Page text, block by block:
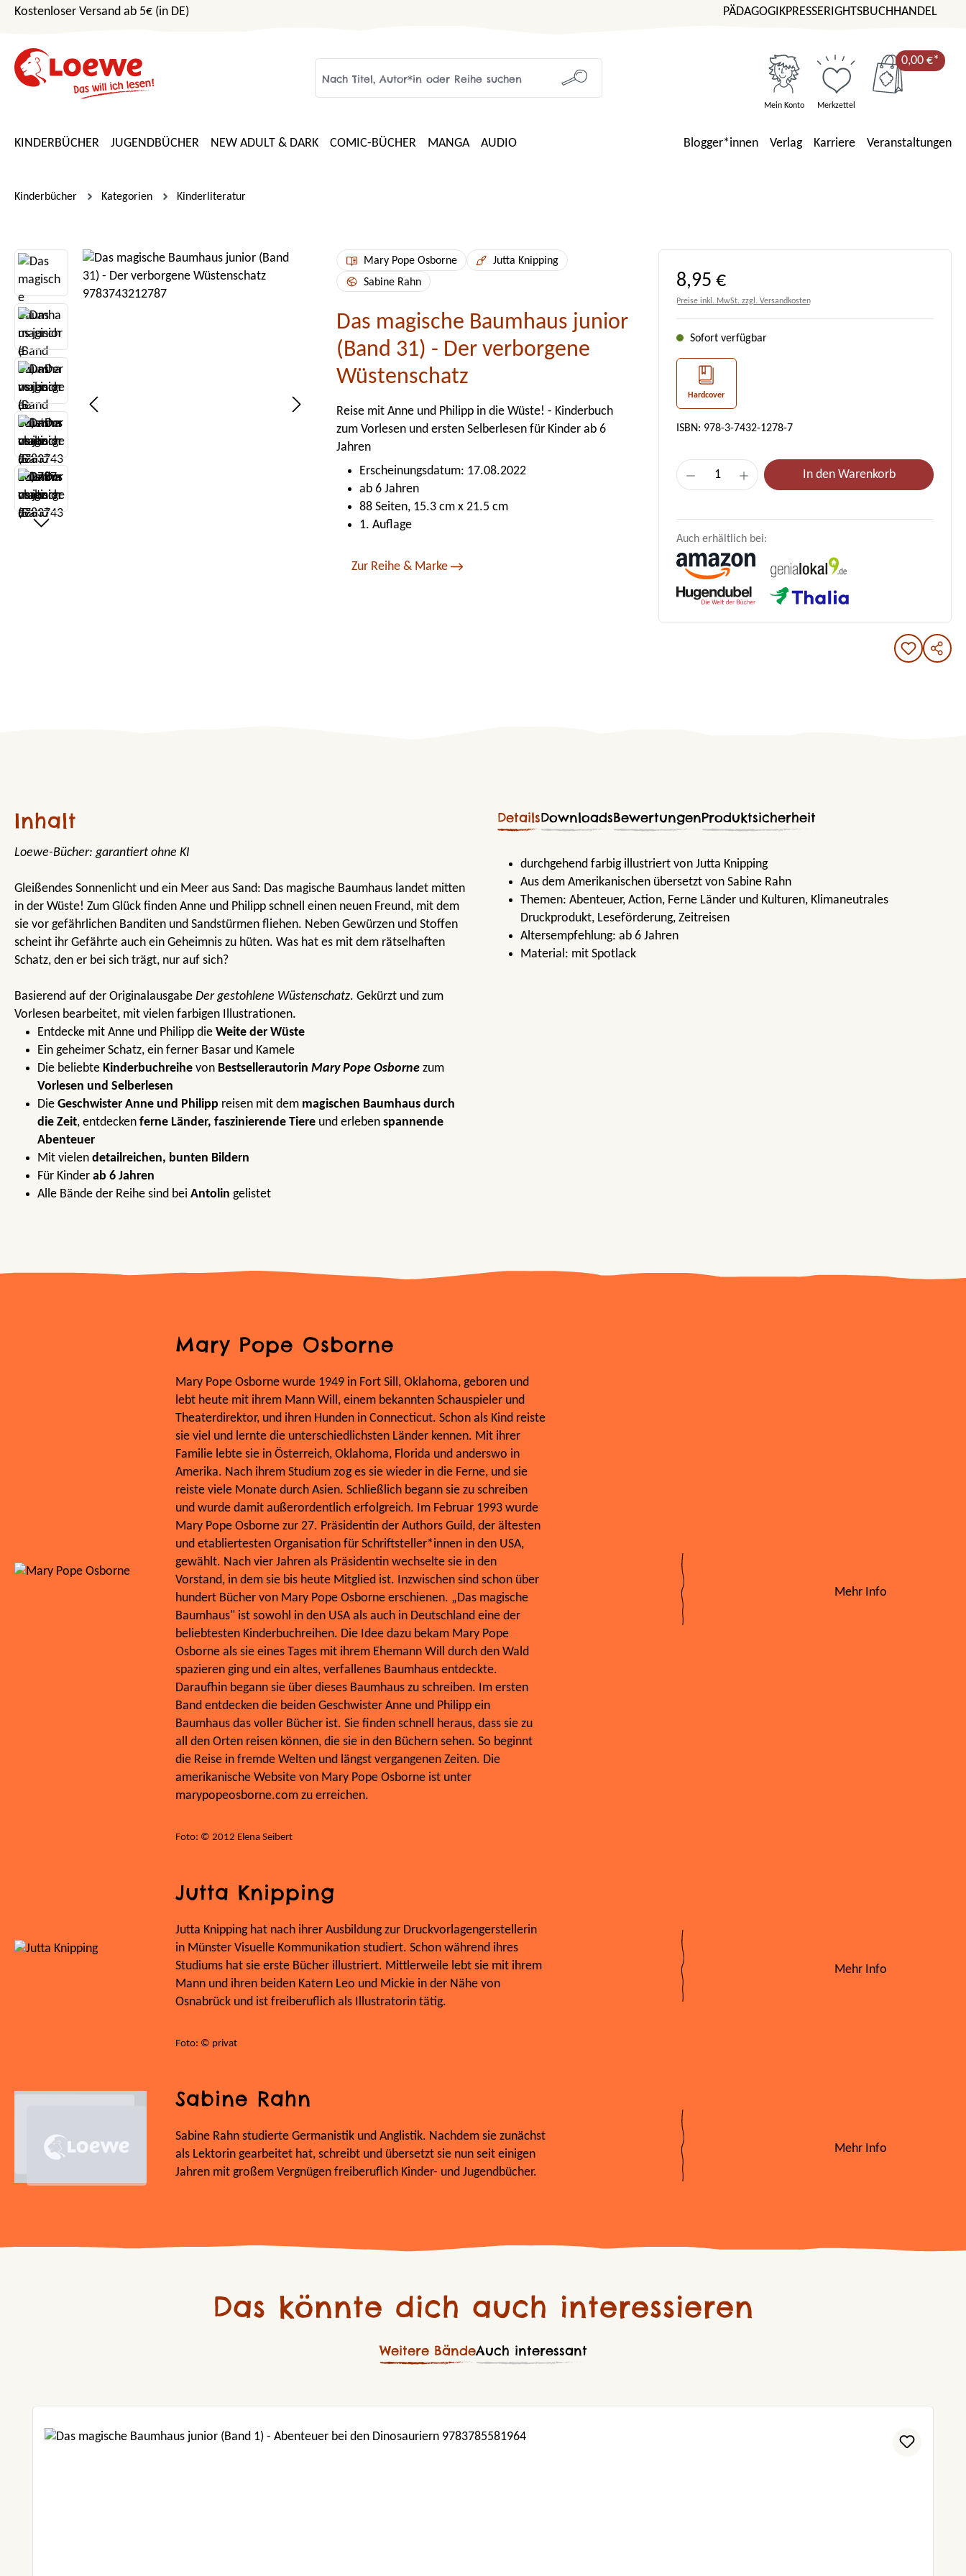
Hauptinhalt springen
Zur Suche springen
Zur Hauptnavigation springen
Kostenloser Versand ab 5€ (in DE) PÄDAGOGIKPRESSERIGHTSBUCHHANDEL
Mein Konto Merkzettel
0,00 €*
KINDERBÜCHER JUGENDBÜCHER NEW ADULT & DARK COMIC-BÜCHER MANGA AUDIO Blogger*innen Verlag Karriere Veranstaltungen
Kinderbücher Kategorien Kinderliteratur
Bildergalerie überspringen Mary Pope Osborne
Jutta Knipping
Sabine Rahn
Das magische Baumhaus junior
(Band 31) - Der verborgene
Wüstenschatz
Reise mit Anne und Philipp in die Wüste! - Kinderbuch
zum Vorlesen und ersten Selberlesen für Kinder ab 6
Jahren
Erscheinungsdatum: 17.08.2022
ab 6 Jahren
88 Seiten, 15.3 cm x 21.5 cm
1. Auflage
Zur Reihe & Marke
Regulärer Preis:
8,95 €
Preise inkl. MwSt. zzgl. Versandkosten
Sofort verfügbar
Hardcover
ISBN: 978-3-7432-1278-7
Produkt Anzahl: Gib den gewünschten
In den Warenkorb
Auch erhältlich bei:
Inhalt
Loewe-Bücher: garantiert ohne KI
Gleißendes Sonnenlicht und ein Meer aus Sand: Das magische Baumhaus landet mitten
in der Wüste! Zum Glück finden Anne und Philipp schnell einen neuen Freund, mit dem
sie vor gefährlichen Banditen und Sandstürmen fliehen. Neben Gewürzen und Stoffen
scheint ihr Gefährte auch ein Geheimnis zu hüten. Was hat es mit dem rätselhaften
Schatz, den er bei sich trägt, nur auf sich?
Basierend auf der Originalausgabe Der gestohlene Wüstenschatz. Gekürzt und zum
Vorlesen bearbeitet, mit vielen farbigen Illustrationen.
Entdecke mit Anne und Philipp die Weite der Wüste
Ein geheimer Schatz, ein ferner Basar und Kamele
Die beliebte Kinderbuchreihe von Bestsellerautorin Mary Pope Osborne zum
Vorlesen und Selberlesen
Die Geschwister Anne und Philipp reisen mit dem magischen Baumhaus durch
die Zeit, entdecken ferne Länder, faszinierende Tiere und erleben spannende
Abenteuer
Mit vielen detailreichen, bunten Bildern
Für Kinder ab 6 Jahren
Alle Bände der Reihe sind bei Antolin gelistet
DetailsDownloadsBewertungenProduktsicherheit
durchgehend farbig illustriert von Jutta Knipping
Aus dem Amerikanischen übersetzt von Sabine Rahn
Themen: Abenteuer, Action, Ferne Länder und Kulturen, Klimaneutrales
Druckprodukt, Leseförderung, Zeitreisen
Altersempfehlung: ab 6 Jahren
Material: mit Spotlack
Mary Pope Osborne
Mary Pope Osborne wurde 1949 in Fort Sill, Oklahoma, geboren und
lebt heute mit ihrem Mann Will, einem bekannten Schauspieler und
Theaterdirektor, und ihren Hunden in Connecticut. Schon als Kind reiste
sie viel und lernte die unterschiedlichsten Länder kennen. Mit ihrer
Familie lebte sie in Österreich, Oklahoma, Florida und anderswo in
Amerika. Nach ihrem Studium zog es sie wieder in die Ferne, und sie
reiste viele Monate durch Asien. Schließlich begann sie zu schreiben
und wurde damit außerordentlich erfolgreich. Im Februar 1993 wurde
Mary Pope Osborne zur 27. Präsidentin der Authors Guild, der ältesten
und etabliertesten Organisation für Schriftsteller*innen in den USA,
gewählt. Nach vier Jahren als Präsidentin wechselte sie in den
Vorstand, in dem sie bis heute Mitglied ist. Inzwischen sind schon über
hundert Bücher von Mary Pope Osborne erschienen. „Das magische
Baumhaus" ist sowohl in den USA als auch in Deutschland eine der
beliebtesten Kinderbuchreihen. Die Idee dazu bekam Mary Pope
Osborne als sie eines Tages mit ihrem Ehemann Will durch den Wald
spazieren ging und ein altes, verfallenes Baumhaus entdeckte.
Daraufhin begann sie über dieses Baumhaus zu schreiben. Im ersten
Band entdecken die beiden Geschwister Anne und Philipp ein
Baumhaus das voller Bücher ist. Sie finden schnell heraus, dass sie zu
all den Orten reisen können, die sie in den Büchern sehen. So beginnt
die Reise in fremde Welten und längst vergangenen Zeiten. Die
amerikanische Website von Mary Pope Osborne ist unter
marypopeosborne.com zu erreichen.
Foto: © 2012 Elena Seibert
Mehr Info
Jutta Knipping
Jutta Knipping hat nach ihrer Ausbildung zur Druckvorlagengerstellerin
in Münster Visuelle Kommunikation studiert. Schon während ihres
Studiums hat sie erste Bücher illustriert. Mittlerweile lebt sie mit ihrem
Mann und ihren beiden Katern Leo und Mickie in der Nähe von
Osnabrück und ist freiberuflich als Illustratorin tätig.
Foto: © privat
Mehr Info
Sabine Rahn
Sabine Rahn studierte Germanistik und Anglistik. Nachdem sie zunächst
als Lektorin gearbeitet hat, schreibt und übersetzt sie nun seit einigen
Jahren mit großem Vergnügen freiberuflich Kinder- und Jugendbücher.
Mehr Info
Das könnte dich auch interessieren
Weitere BändeAuch interessant